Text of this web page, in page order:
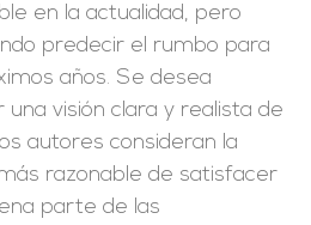
en la actualidad, pero
predecir el rumbo para
años. Se desea
una visión clara y realista de
autores consideran la
razonable de satisfacer
parte de las